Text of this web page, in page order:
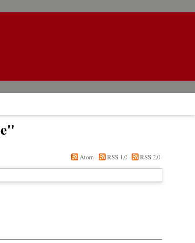
"
Atom RSS 1.0 RSS 2.0